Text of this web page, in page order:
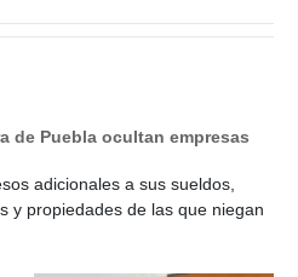
de Puebla ocultan empresas
adicionales a sus sueldos,
y propiedades de las que niegan